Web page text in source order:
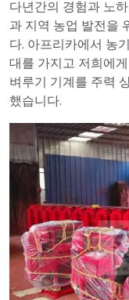
다년간의 경험과 노
과 지역 농업 발전을
다. 아프리카에서 농
대를 가지고 저희에
벼루기 기계를 주력
했습니다.